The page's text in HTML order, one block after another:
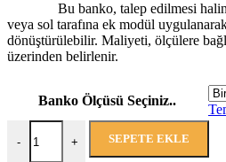
Bu banko, talep edilmesi
veya sol tarafına ek modül
dönüştürülebilir. Maliyeti, ölçülere
üzerinden belirlenir.
Banko Ölçüsü Seçiniz..
- + SEPETE EKLE